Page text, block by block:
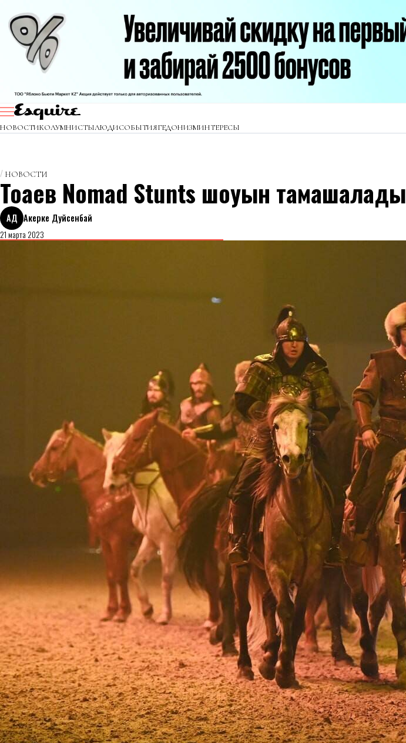
НОВОСТИКОЛУМНИСТЫЛЮДИСОБЫТИЯГЕДОНИЗМИНТЕРЕСЫ
НОВОСТИ
Тоқаев Nomad Stunts шоуын тамашалады
АД Акерке Дуйсенбай
21 марта 2023